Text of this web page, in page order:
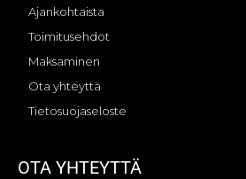
Ajankohtaista
Toimitusehdot
Maksaminen
Ota yhteyttä
Tietosuojaseloste
OTA YHTEYTTÄ